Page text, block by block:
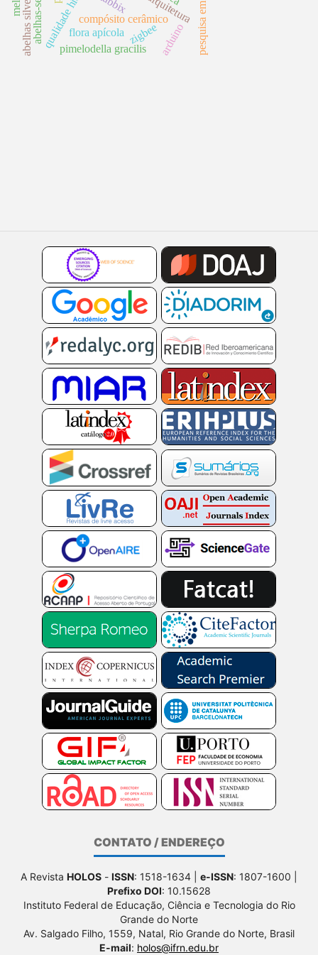
compósito cerâmico
zigbee
pimelodella gracilis
flora apícola
abelhas silvestres arquitetura
arduino
CONTATO / ENDEREÇO
A Revista HOLOS - ISSN: 1518-1634 | e-ISSN: 1807-1600 |
Prefixo DOI: 10.15628
Instituto Federal de Educação, Ciência e Tecnologia do Rio
Grande do Norte
Av. Salgado Filho, 1559, Natal, Rio Grande do Norte, Brasil
E-mail: holos@ifrn.edu.br